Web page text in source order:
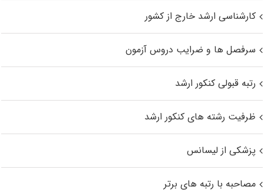
کارشناسی ارشد خارج از کشور
سرفصل ها و ضرایب دروس آزمون
رتبه قبولی کنکور ارشد
ظرفیت رشته های کنکور ارشد
پزشکی از لیسانس
مصاحبه با رتبه های برتر